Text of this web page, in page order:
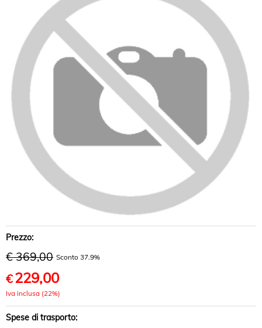
Forniture per Hotel e Ristoranti
Posate Salvinelli
Servizi
Prezzo:
€ 369,00 Sconto 37.9%
€229,00
Iva inclusa (22%)
Spese di trasporto: